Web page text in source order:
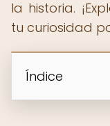
la historia.
tu curiosidad
Índice